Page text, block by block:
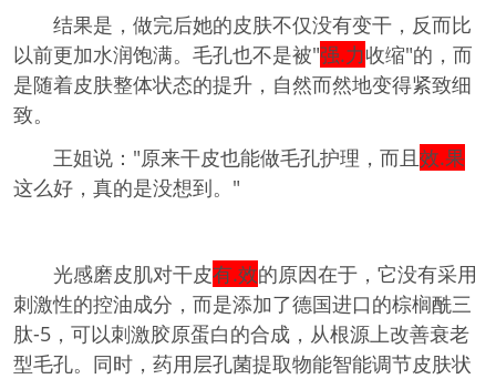
结果是，做完后她的皮肤不仅没有变干，反而比
以前更加水润饱满。毛孔也不是被"强.力收缩"的，而
是随着皮肤整体状态的提升，自然而然地变得紧致细
致。
王姐说："原来干皮也能做毛孔护理，而且效.果
这么好，真的是没想到。"
光感磨皮肌对干皮有.效的原因在于，它没有采用
刺激性的控油成分，而是添加了德国进口的棕榈酰三
肽-5，可以刺激胶原蛋白的合成，从根源上改善衰老
型毛孔。同时，药用层孔菌提取物能智能调节皮肤状